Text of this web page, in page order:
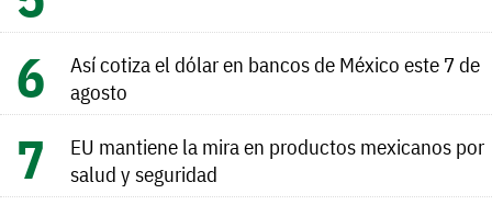
Así cotiza el dólar en bancos de México este 7 de
agosto
EU mantiene la mira en productos mexicanos por
salud y seguridad